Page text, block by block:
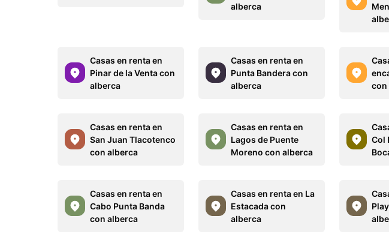
alberca
Casas en renta en
Pinar de la Venta con
alberca
Casas en renta en
Punta Bandera con
alberca
con
Casas en renta en
San Juan Tlacotenco
con alberca
Casas en renta en
Lagos de Puente
Moreno con alberca
Col
Casas en renta en
Cabo Punta Banda
con alberca
Casas en renta en La
Estacada con
alberca